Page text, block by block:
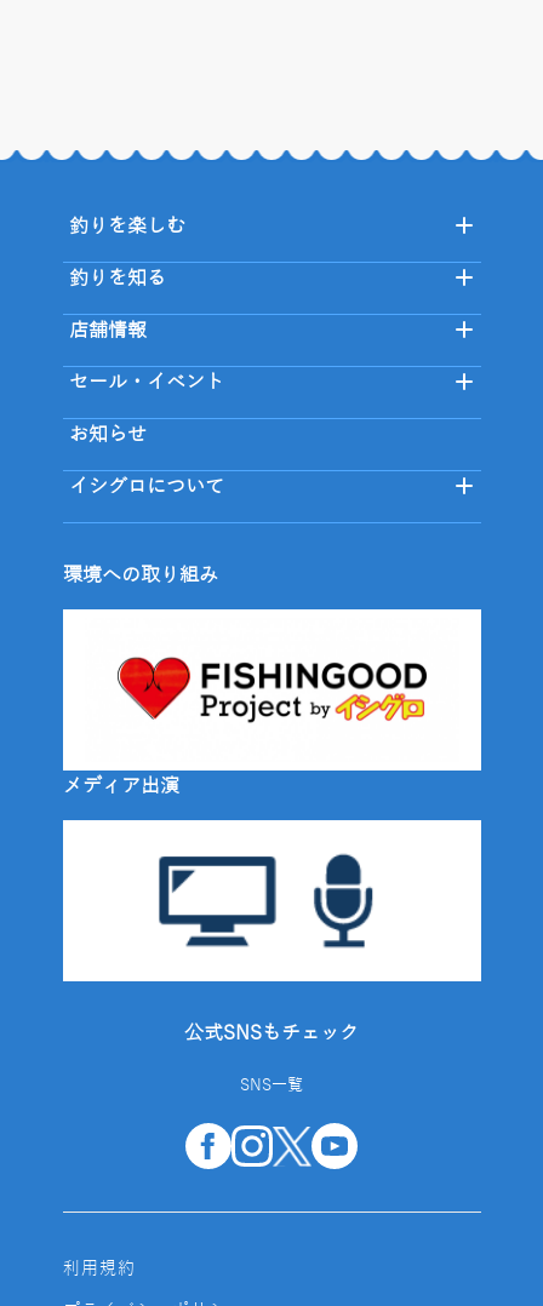
釣りを楽しむ
釣りを知る
店舗情報
セール・イベント
お知らせ
イシグロについて
環境への取り組み
メディア出演
公式SNSもチェック
SNS一覧
利用規約